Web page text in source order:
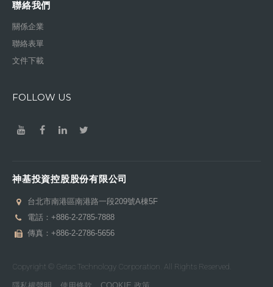
聯絡我們
關係企業
聯絡表單
文件下載
FOLLOW US
神基投資控股股份有限公司
台北市南港區南港路一段209號A棟5F
電話： +886-2-2785-7888
傳真：+886-2-2786-5656
Copyright © Getac Technology Corporation. All Rights Reserved.
隱私權聲明 使用條款 COOKIE 政策